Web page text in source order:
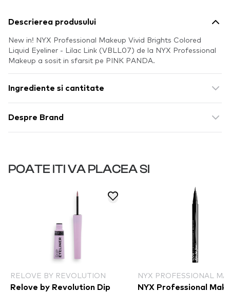
Descrierea produsului
New in! NYX Professional Makeup Vivid Brights Colored
Liquid Eyeliner - Lilac Link (VBLL07) de la NYX Professional
Makeup a sosit in sfarsit pe PINK PANDA.
Ingrediente si cantitate
Despre Brand
POATE ITI VA PLACEA SI
RELOVE BY REVOLUTION
Relove by Revolution Dip
NYX PROFESSIONAL
NYX Professional